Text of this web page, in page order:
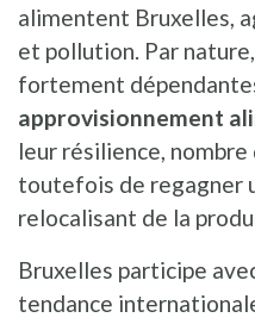
alimentent Bruxelles,
et pollution. Par
fortement
approvisionnement
leur résilience,
toutefois de regagner
relocalisant de la
Bruxelles participe
tendance